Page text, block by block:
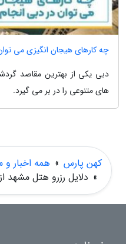
چه کارهای هیجان انگیزی می
دبی یکی از بهترین مقاصد
های متنوعی را در بر می گیرد.
کهن پارس » همه اخبار و
» دلایل رزرو هتل مشهد